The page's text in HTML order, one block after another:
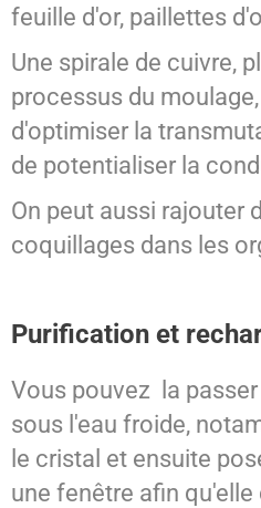
feuille d'or, paillettes
Une spirale de cuivre,
processus du
d'optimiser la
de potentialiser la
On peut aussi rajouter
coquillages dans les
Purification et
Vous pouvez la
sous l'eau froide,
le cristal et ensuite
une fenêtre afin qu'elle